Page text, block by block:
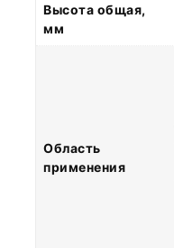
Высота общая,
мм
Область
применения